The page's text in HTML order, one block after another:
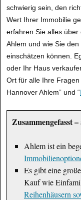
schwierig sein, den
Wert Ihrer Immobilie
erfahren Sie alles
Ahlem und wie Sie
einschätzen können.
oder Ihr Haus
Ort für alle Ihre
Hannover Ahlem” und “
Zusammengefasst
Ahlem ist ein
Es gibt eine
Kauf wie
Reihenhäusern